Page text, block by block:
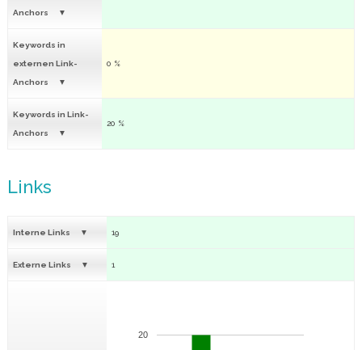
Anchors
Keywords in
externen Link-
Anchors
0 %
Keywords in Link-
Anchors
20 %
Links
Interne Links 19
Externe Links 1
20